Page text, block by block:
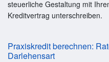
steuerliche Gestaltung mit
Kreditvertrag unterschreiben.
Praxiskredit berechnen:
Darlehensart